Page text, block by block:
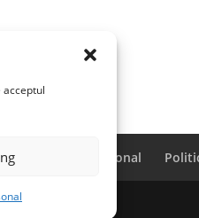
cu caracter personal